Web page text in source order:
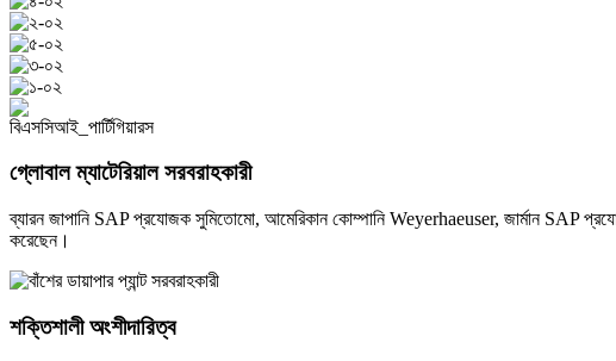
গ্লোবাল ম্যাটেরিয়াল সরবরাহকারী
ব্যারন জাপানি SAP প্রযোজক সুমিতোমো, আমেরিকান কোম্পানি Weyerhaeuser, জার্মান SAP
করেছেন।
শক্তিশালী অংশীদারিত্ব